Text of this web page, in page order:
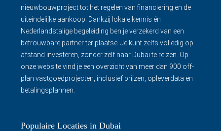
nieuwbouwproject tot het regelen van financiering en de
uiteindelijke aankoop. Dankzij lokale kennis én
Nederlandstalige begeleiding ben je verzekerd van een
betrouwbare partner ter plaatse. Je kunt zelfs volledig op
afstand investeren, zonder zelf naar Dubai te reizen. Op
onze website vind je een overzicht van meer dan 900 off-
plan vastgoedprojecten, inclusief prijzen, opleverdata en
betalingsplannen.
Populaire Locaties in Dubai